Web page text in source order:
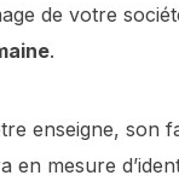
de votre
.
enseigne, son
en mesure